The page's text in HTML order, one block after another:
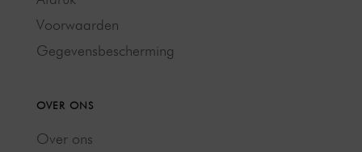
Voorwaarden
Gegevensbescherming
OVER ONS
Over ons